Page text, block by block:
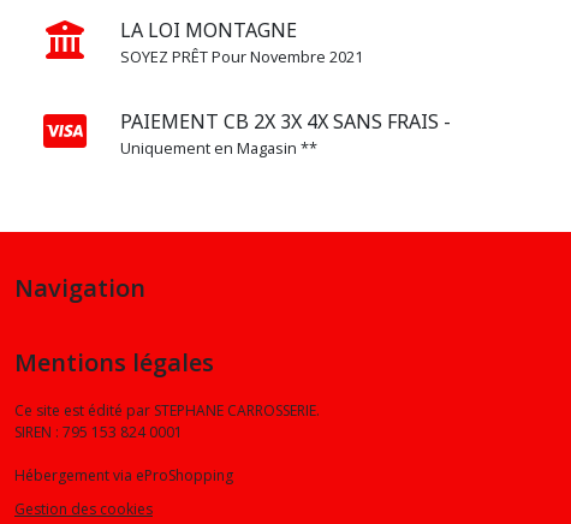
LA LOI MONTAGNE
SOYEZ PRÊT Pour Novembre 2021
PAIEMENT CB 2X 3X 4X SANS FRAIS -
Uniquement en Magasin **
Navigation
Mentions légales
Ce site est édité par STEPHANE CARROSSERIE.
SIREN : 795 153 824 0001
Hébergement via eProShopping
Gestion des cookies